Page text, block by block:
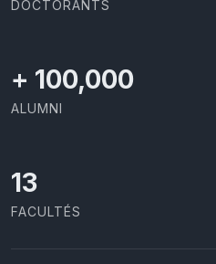
DOCTORANTS
+ 100,000
ALUMNI
13
FACULTÉS